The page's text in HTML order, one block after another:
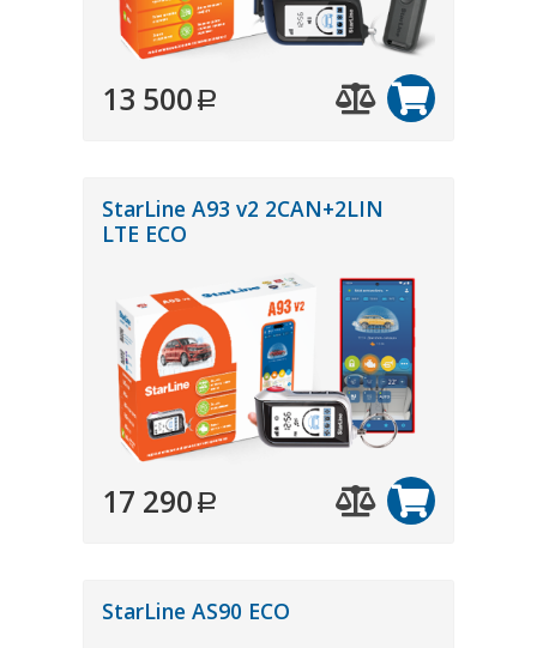
13 500
StarLine A93 v2 2CAN+2LIN
LTE ECO
17 290
StarLine AS90 ECO